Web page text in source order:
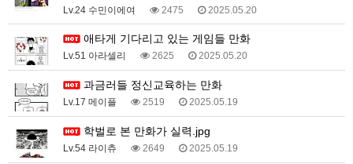
Lv.24 수민이에여 2475 2025.05.20
애타게 기다리고 있는 게임들 만화
Lv.51 아라셀리 2625 2025.05.20
과금러들 정신교육하는 만화
Lv.17 메이플 2519 2025.05.19
학벌로 본 만화가 실력.jpg
Lv.54 라이츄 2649 2025.05.19